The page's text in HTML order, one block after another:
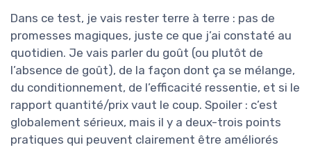
Dans ce test, je vais rester terre à terre : pas de
promesses magiques, juste ce que j’ai constaté au
quotidien. Je vais parler du goût (ou plutôt de
l’absence de goût), de la façon dont ça se mélange,
du conditionnement, de l’efficacité ressentie, et si le
rapport quantité/prix vaut le coup. Spoiler : c’est
globalement sérieux, mais il y a deux-trois points
pratiques qui peuvent clairement être améliorés